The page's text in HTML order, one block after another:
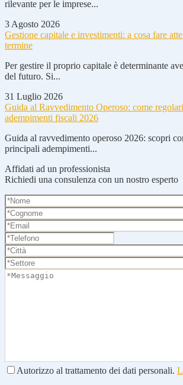
rilevante per le imprese...
3 Agosto 2026
Gestione capitale e investimenti: a cosa fare
termine
Per gestire il proprio capitale è determinante
del futuro. Si...
31 Luglio 2026
Guida al Ravvedimento Operoso: come
adempimenti fiscali 2026
Guida al ravvedimento operoso 2026: scopri
principali adempimenti...
Affidati ad un professionista
Richiedi una consulenza con un nostro esperto
Autorizzo al trattamento dei dati personali.